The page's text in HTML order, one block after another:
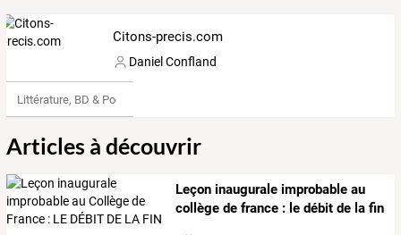
Citons-precis.com
Daniel Confland
Littérature, BD & Poésie
Articles à découvrir
Leçon inaugurale improbable au
collège de france : le débit de la fin